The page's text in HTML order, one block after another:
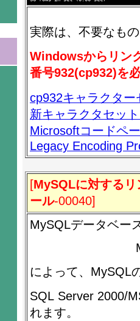
実際は、不要なも
Windowsからリン
番号932(cp932)を
cp932キャラクター
新キャラクタセッ
Microsoftコードペ
Legacy Encoding
[MySQLに対する
ール-00040]
MySQLデータベー
によって、MySQL
SQL Server 2000/
れます。